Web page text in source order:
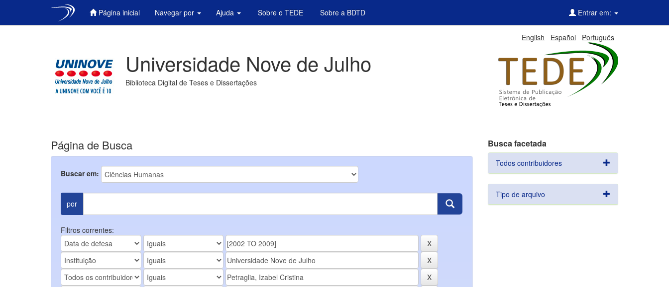
Página inicial Navegar por Ajuda Sobre o TEDE Sobre a BDTD Entrar em:
English Español Português
Universidade Nove de Julho
Biblioteca Digital de Teses e Dissertações
Página de Busca
Buscar em:
por
Filtros correntes:
Busca facetada
Todos contribuidores
Tipo de arquivo